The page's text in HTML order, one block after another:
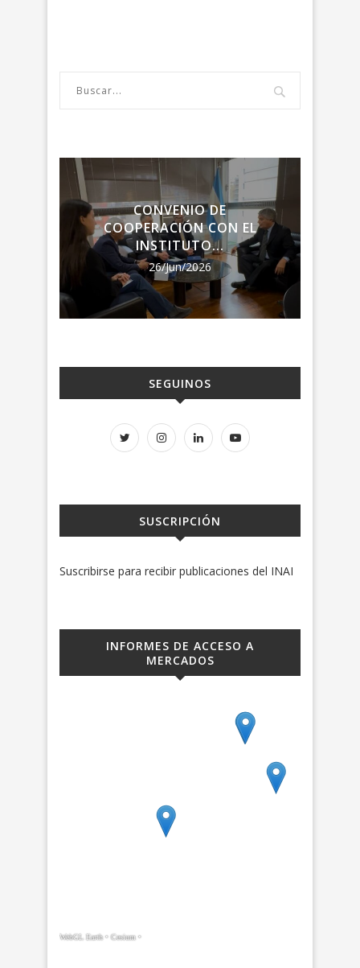
CONVENIO DE
COOPERACIÓN CON EL
INSTITUTO...
26/Jun/2026
SEGUINOS
SUSCRIPCIÓN
Suscribirse para recibir publicaciones del INAI
INFORMES DE ACCESO A
MERCADOS